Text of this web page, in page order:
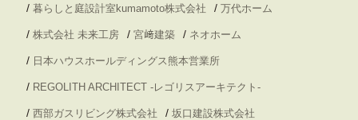
/ 暮らしと庭設計室kumamoto株式会社 / 万代ホーム
/ 株式会社 未来工房 / 宮﨑建築 / ネオホーム
/ 日本ハウスホールディングス熊本営業所
/ REGOLITH ARCHITECT -レゴリスアーキテクト-
/ 西部ガスリビング株式会社 / 坂口建設株式会社